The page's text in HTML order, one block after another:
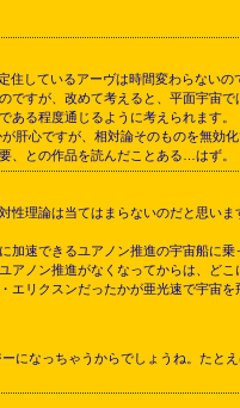
住しているアーヴは時間変わらないの
すが、改めて考えると、平面宇宙
ある程度通じるように考えられます。
心ですが、相対論そのものを無効
、との作品を読んだことある…はず。
理論は当てはまらないのだと思い
速できるユアノン推進の宇宙船に
ノン推進がなくなってからは、どこ
リクスンだったかが亜光速で宇宙
になっちゃうからでしょうね。た